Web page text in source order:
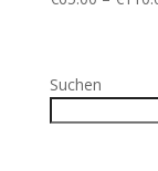
mit
Suchen